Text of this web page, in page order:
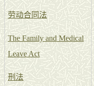
劳动合同法
The Family and Medical
Leave Act
刑法